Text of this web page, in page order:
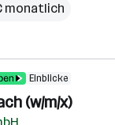
monatlich
Einblicke
(w/m/x)